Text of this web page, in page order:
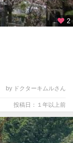
2
by ドクターキムルさん
投稿日：１年以上前